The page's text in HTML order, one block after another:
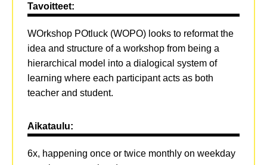
Tavoitteet:
WOrkshop POtluck (WOPO) looks to reformat the
idea and structure of a workshop from being a
hierarchical model into a dialogical system of
learning where each participant acts as both
teacher and student.
Aikataulu:
6x, happening once or twice monthly on weekday